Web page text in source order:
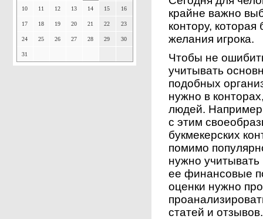
10 11 12 13 14 15 16
17 18 19 20 21 22 23
24 25 26 27 28 29 30
31
крайне важно
контору,
желания игрока.
Чтобы не
учитывать
подобных
нужно в
людей.
с этим
букмекерских
помимо
нужно
ее финансовые
оценки нужно
статей и отзывов.